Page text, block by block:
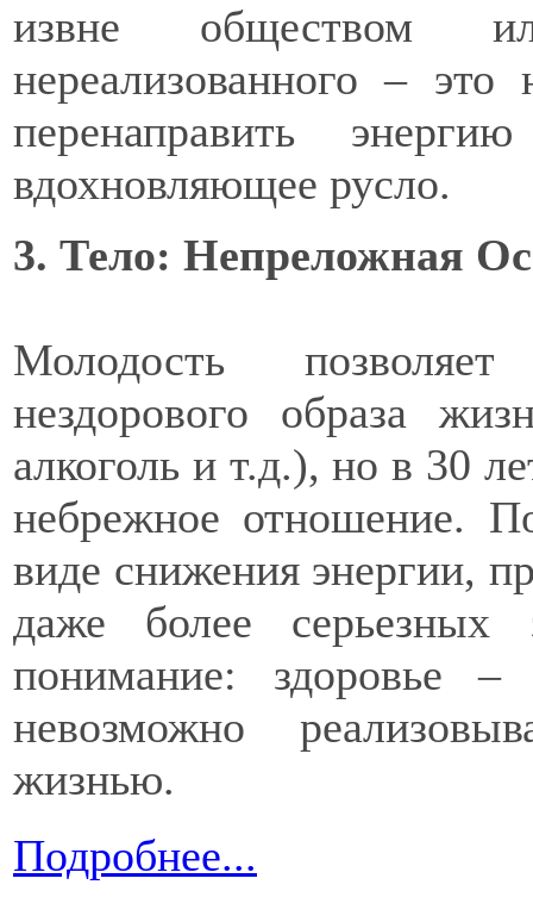
извне обществом
нереализованного –
перенаправить
вдохновляющее русло.
3. Тело: Непреложная
Молодость позволяет
нездорового образа
алкоголь и т.д.), но в 30
небрежное отношение.
виде снижения энергии,
даже более серьезных
понимание: здоровье –
невозможно
жизнью.
Подробнее...